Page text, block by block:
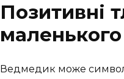
Позитивні
Ведмедик може